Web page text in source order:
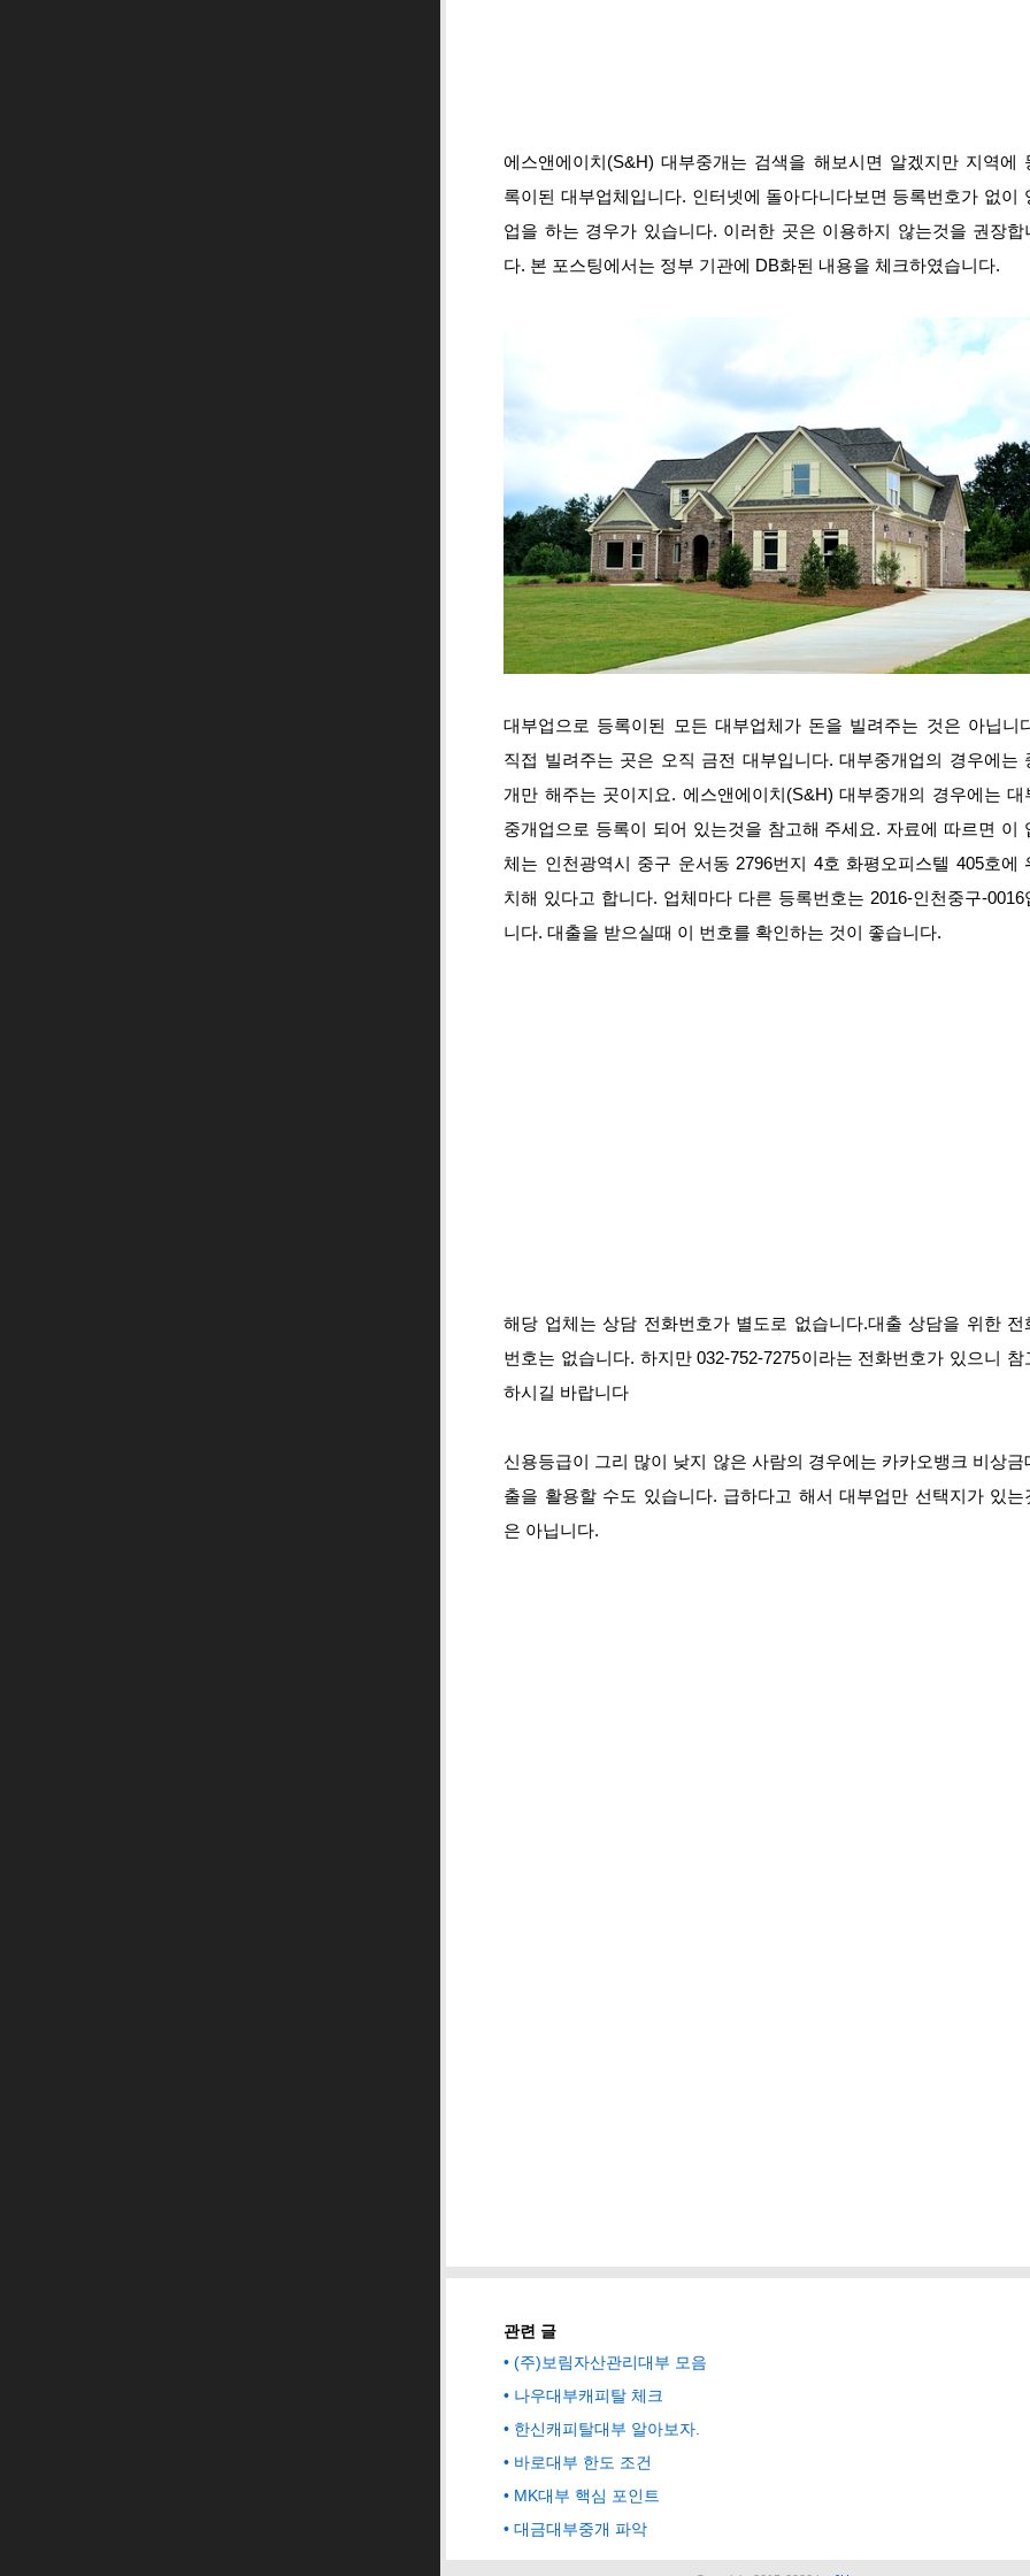
에스앤에이치(S&H) 대부중개는 검색을 해보시면 알겠지만 지역에
록이된 대부업체입니다. 인터넷에 돌아다니다보면 등록번호가 없이
업을 하는 경우가 있습니다. 이러한 곳은 이용하지 않는것을 권장합
다. 본 포스팅에서는 정부 기관에 DB화된 내용을 체크하였습니다.
대부업으로 등록이된 모든 대부업체가 돈을 빌려주는 것은 아닙니
직접 빌려주는 곳은 오직 금전 대부입니다. 대부중개업의 경우에는
개만 해주는 곳이지요. 에스앤에이치(S&H) 대부중개의 경우에는 대
중개업으로 등록이 되어 있는것을 참고해 주세요. 자료에 따르면 이
체는 인천광역시 중구 운서동 2796번지 4호 화평오피스텔 405호에
치해 있다고 합니다. 업체마다 다른 등록번호는 2016-인천중구-0016
니다. 대출을 받으실때 이 번호를 확인하는 것이 좋습니다.
해당 업체는 상담 전화번호가 별도로 없습니다.대출 상담을 위한 전
번호는 없습니다. 하지만 032-752-7275이라는 전화번호가 있으니 참
하시길 바랍니다
신용등급이 그리 많이 낮지 않은 사람의 경우에는 카카오뱅크 비상금
출을 활용할 수도 있습니다. 급하다고 해서 대부업만 선택지가 있는
은 아닙니다.
관련 글
(주)보림자산관리대부 모음
나우대부캐피탈 체크
한신캐피탈대부 알아보자.
바로대부 한도 조건
MK대부 핵심 포인트
대금대부중개 파악